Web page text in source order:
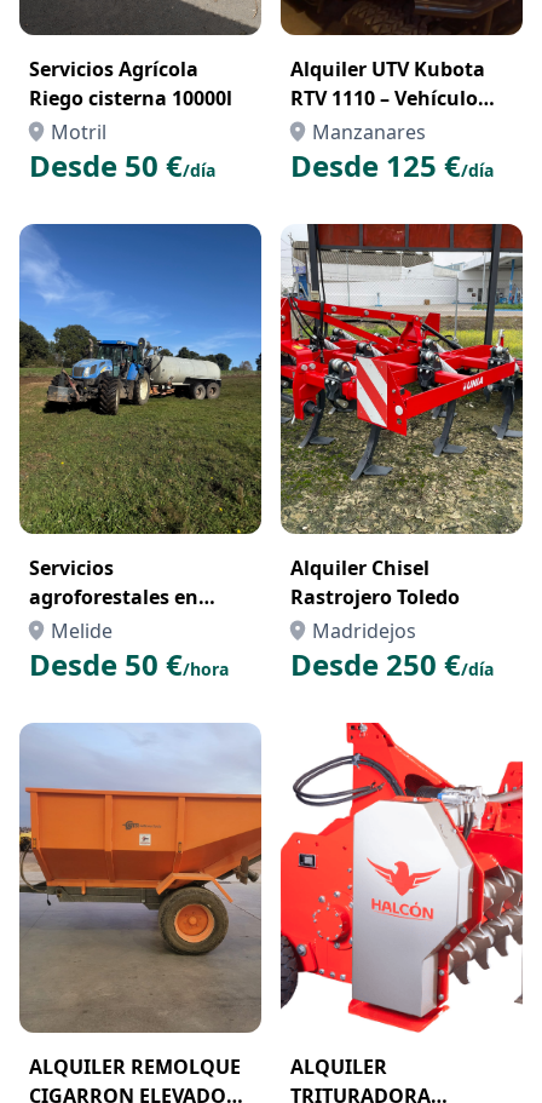
Servicios Agrícola
Riego cisterna 10000l
Motril
Desde 50 €/día
Alquiler UTV Kubota
RTV 1110 – Vehículo
Todoterreno
Profesional para
Trabajos en el Campo o
Manzanares
Desde 125 €/día
Servicios
agroforestales en
galicia
Melide
Desde 50 €/hora
Alquiler Chisel
Rastrojero Toledo
Madridejos
Desde 250 €/día
ALQUILER REMOLQUE
CIGARRON ELEVADOR
ALQUILER
TRITURADORA